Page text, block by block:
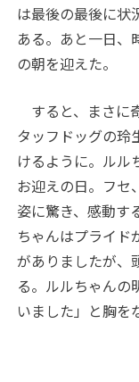
は最後の最後に状
ある。あと一日、
の朝を迎えた。
すると、まさに
タッフドッグの玲
けるように。ルル
お迎えの日。フセ
姿に驚き、感動す
ちゃんはプライド
がありましたが、
る。ルルちゃんの
いました」と胸を